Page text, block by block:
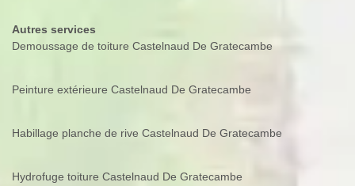
Autres services
Demoussage de toiture Castelnaud De Gratecambe
Peinture extérieure Castelnaud De Gratecambe
Habillage planche de rive Castelnaud De Gratecambe
Hydrofuge toiture Castelnaud De Gratecambe